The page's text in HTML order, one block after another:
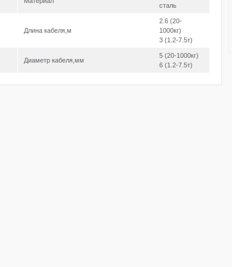
сталь
Длина кабеля,м
2.6 (20-
1000кг)
3 (1.2-7.5т)
Диаметр кабеля,мм
5 (20-1000кг)
6 (1.2-7.5т)